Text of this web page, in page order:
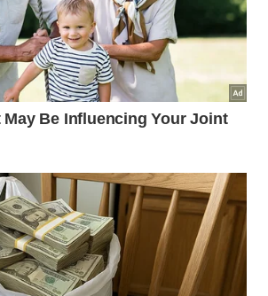
mais profundo da frase, não
anos. Significa não
energia e presença por
Cajal transforma a longevidade
pensar antes de agir,
corrigir excessos e escolher uma
antes da hora.